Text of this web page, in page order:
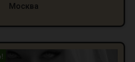
Москва